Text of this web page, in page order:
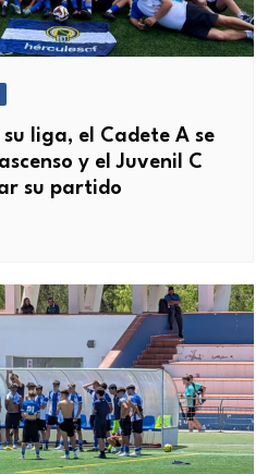
liga, el Cadete A se
y el Juvenil C
su partido